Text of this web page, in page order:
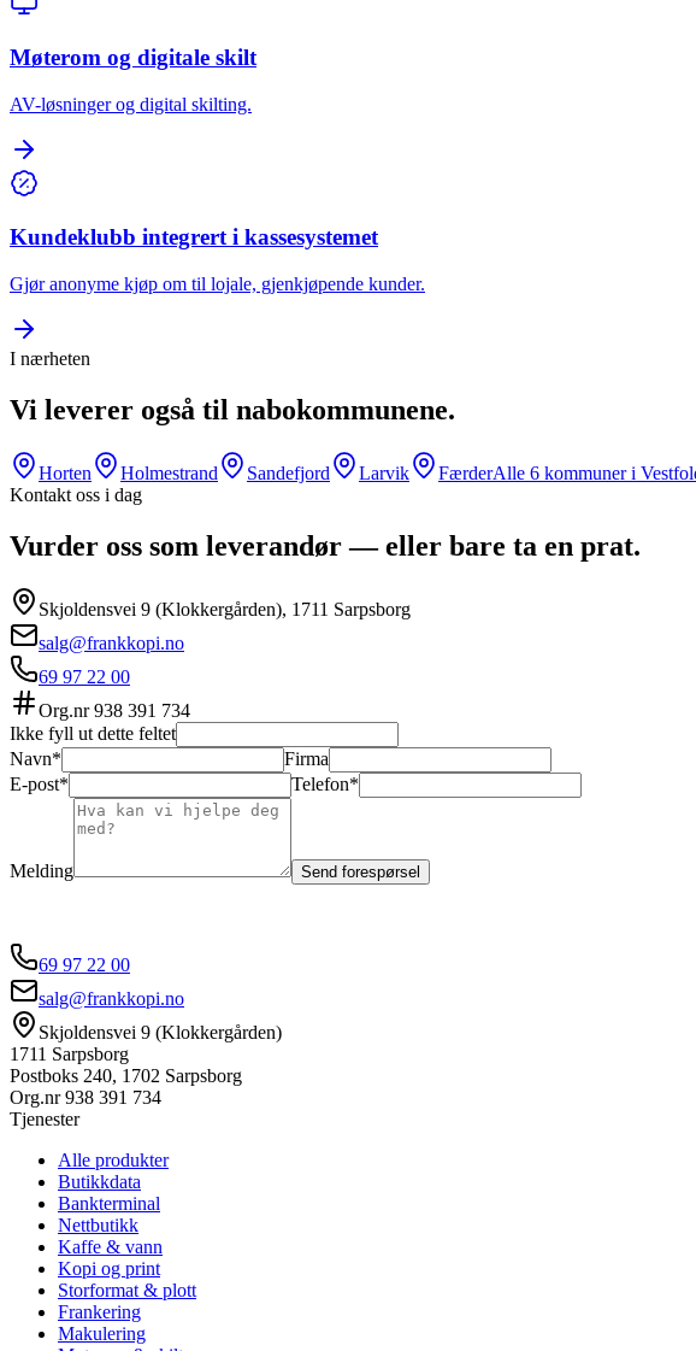
Møterom og digitale skilt
AV-løsninger og digital skilting.
Kundeklubb integrert i kassesystemet
Gjør anonyme kjøp om til lojale, gjenkjøpende kunder.
I nærheten
Vi leverer også til nabokommunene.
Horten Holmestrand Sandefjord Larvik FærderAlle 6 kommuner i
Kontakt oss i dag
Vurder oss som leverandør — eller bare ta en prat.
Skjoldensvei 9 (Klokkergården), 1711 Sarpsborg
salg@frankkopi.no
69 97 22 00
Org.nr938 391 734
Ikke fyll ut dette feltet
Navn*
Firma
E-post*
Telefon*
Melding Send forespørsel
69 97 22 00
salg@frankkopi.no
Skjoldensvei 9 (Klokkergården)
1711 Sarpsborg
Postboks 240, 1702 Sarpsborg
Org.nr938 391 734
Tjenester
Alle produkter
Butikkdata
Bankterminal
Nettbutikk
Kaffe & vann
Kopi og print
Storformat & plott
Frankering
Makulering